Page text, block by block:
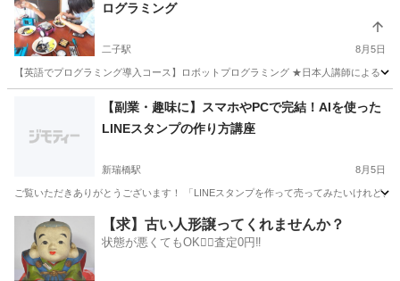
ログラミング
二子駅 8月5日
【英語でプログラミング導入コース】ロボットプログラミング ★日本人講師による
二子駅 プログラミング 外国人
【副業・趣味に】スマホやPCで完結！AIを使った
LINEスタンプの作り方講座
新瑞橋駅 8月5日
ご覧いただきありがとうございます！ 「LINEスタンプを作って売ってみたいけれど
名古屋市 新瑞橋駅 その他 Canva
【求】古い人形譲ってくれませんか？
状態が悪くてもOK🙆‍♀️査定0円‼️